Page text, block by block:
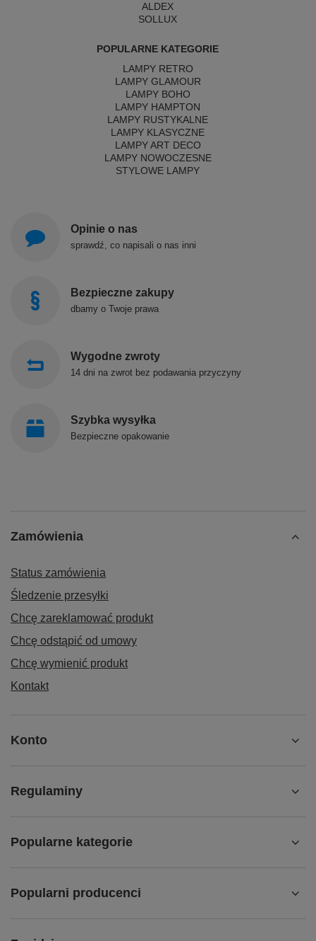
ALDEX
SOLLUX
POPULARNE KATEGORIE
LAMPY RETRO
LAMPY GLAMOUR
LAMPY BOHO
LAMPY HAMPTON
LAMPY RUSTYKALNE
LAMPY KLASYCZNE
LAMPY ART DECO
LAMPY NOWOCZESNE
STYLOWE LAMPY
Opinie o nas
sprawdź, co napisali o nas inni
Bezpieczne zakupy
dbamy o Twoje prawa
Wygodne zwroty
14 dni na zwrot bez podawania przyczyny
Szybka wysyłka
Bezpieczne opakowanie
Zamówienia
Status zamówienia
Śledzenie przesyłki
Chcę zareklamować produkt
Chcę odstąpić od umowy
Chcę wymienić produkt
Kontakt
Konto
Regulaminy
Popularne kategorie
Popularni producenci